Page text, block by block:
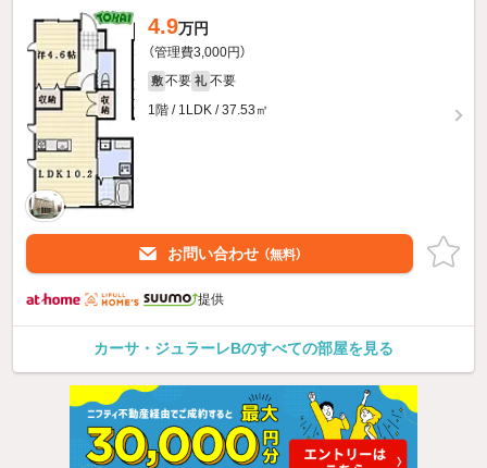
4.9万円
（管理費3,000円）
敷 不要 礼 不要
1階 / 1LDK / 37.53㎡
お問い合わせ （無料）
提供
カーサ・ジュラーレBのすべての部屋を見る